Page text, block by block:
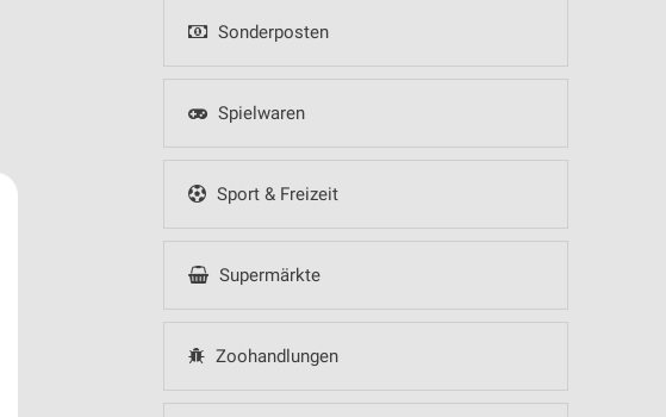
Sonderposten
Spielwaren
Sport & Freizeit
Supermärkte
Zoohandlungen